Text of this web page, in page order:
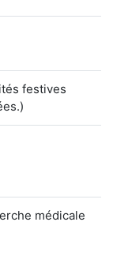
festives
médicale